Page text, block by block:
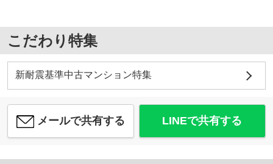
こだわり特集
新耐震基準中古マンション特集
メールで共有する LINEで共有する